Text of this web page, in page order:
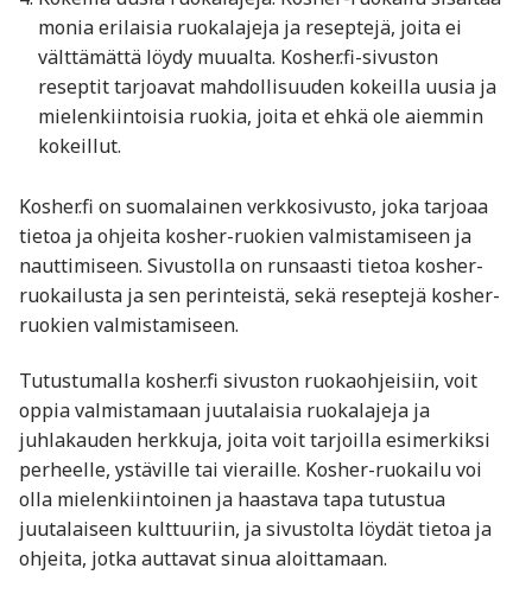
monia erilaisia ruokalajeja ja reseptejä, joita ei
välttämättä löydy muualta. Kosher.fi-sivuston
reseptit tarjoavat mahdollisuuden kokeilla uusia ja
mielenkiintoisia ruokia, joita et ehkä ole aiemmin
kokeillut.
Kosher.fi on suomalainen verkkosivusto, joka tarjoaa
tietoa ja ohjeita kosher-ruokien valmistamiseen ja
nauttimiseen. Sivustolla on runsaasti tietoa kosher-
ruokailusta ja sen perinteistä, sekä reseptejä kosher-
ruokien valmistamiseen.
Tutustumalla kosher.fi sivuston ruokaohjeisiin, voit
oppia valmistamaan juutalaisia ruokalajeja ja
juhlakauden herkkuja, joita voit tarjoilla esimerkiksi
perheelle, ystäville tai vieraille. Kosher-ruokailu voi
olla mielenkiintoinen ja haastava tapa tutustua
juutalaiseen kulttuuriin, ja sivustolta löydät tietoa ja
ohjeita, jotka auttavat sinua aloittamaan.